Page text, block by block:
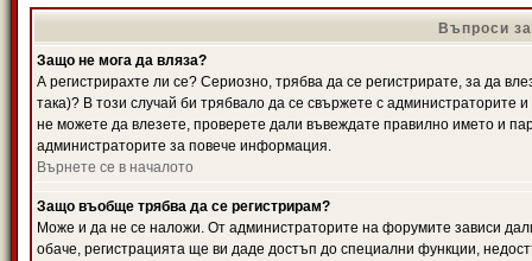
Въпроси
Защо не мога да вляза?
А регистрирахте ли се? Сериозно, трябва да се регистрирате, за да
така)? В този случай би трябвало да се свържете с администраторите
не можете да влезете, проверете дали въвеждате правилно името и
администраторите за повече информация.
Върнете се в началото
Защо въобще трябва да се регистрирам?
Може и да не се наложи. От администраторите на форумите зависи
обаче, регистрацията ще ви даде достъп до специални функции,